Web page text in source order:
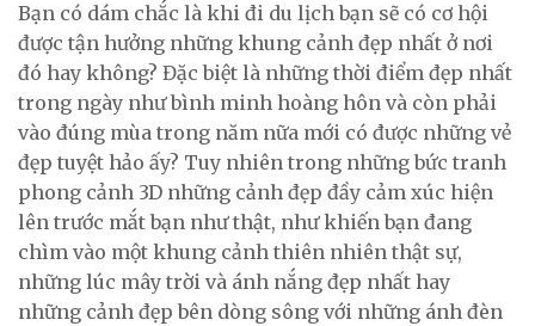
Bạn có dám chắc là khi đi du lịch bạn sẽ có cơ hội
được tận hưởng những khung cảnh đẹp nhất ở nơi
đó hay không? Đặc biệt là những thời điểm đẹp nhất
trong ngày như bình minh hoàng hôn và còn phải
vào đúng mùa trong năm nữa mới có được những vẻ
đẹp tuyệt hảo ấy? Tuy nhiên trong những bức tranh
phong cảnh 3D những cảnh đẹp đầy cảm xúc hiện
lên trước mắt bạn như thật, như khiến bạn đang
chìm vào một khung cảnh thiên nhiên thật sự,
những lúc mây trời và ánh nắng đẹp nhất hay
những cảnh đẹp bên dòng sông với những ánh đèn